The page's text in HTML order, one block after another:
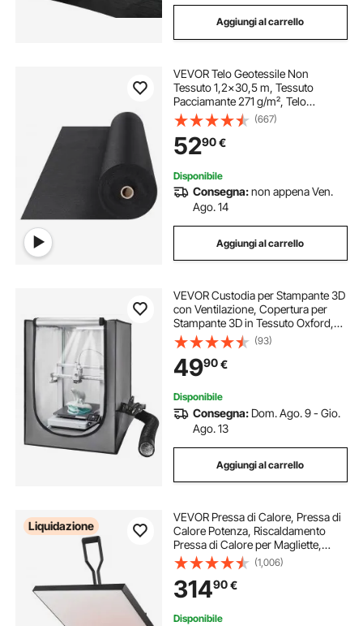
Aggiungi al carrello
VEVOR Telo Geotessile Non
Tessuto 1,2x30,5 m, Tessuto
Pacciamante 271 g/m², Telo
Pacciamatura Anti Erbacce per
Sistemi di Drenaggio,
Paesaggistica, Copertura Non
Tessuto Geotessile del Terreno,
Nero
(667)
5290€
Disponibile
Consegna:non appena Ven.
Ago. 14
Aggiungi al carrello
VEVOR Custodia per Stampante 3D
con Ventilazione, Copertura per
Stampante 3D in Tessuto Oxford,
Antipolvere Impermeabile,
Illuminazione LED, Compatibile con
Photon Mono/Mars 3
(93)
4990€
Disponibile
Consegna: Dom. Ago. 9 - Gio.
Ago. 13
Aggiungi al carrello
Liquidazione
VEVOR Pressa di Calore, Pressa di
Calore Potenza, Riscaldamento
Pressa di Calore per Magliette,
Stampante Digitale Sublimazione
Industriale per Vinile Trasferimento
Termico, Nero,400 x 600 mm,
1700W
(1,006)
31490€
Disponibile